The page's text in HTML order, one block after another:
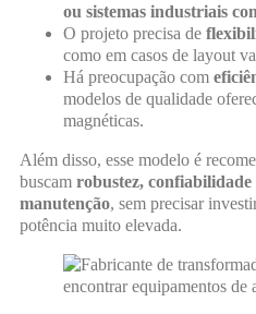
ou sistemas industriais
O projeto precisa de
como em casos de layout
Há preocupação com
modelos de qualidade
magnéticas.
Além disso, esse modelo é
buscam robustez, confiabilidade
manutenção, sem precisar
potência muito elevada.